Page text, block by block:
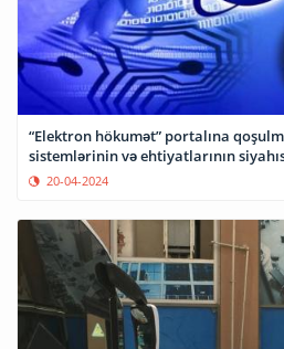
“Elektron hökumət” portalına
sistemlərinin və ehtiyatlarının
20-04-2024